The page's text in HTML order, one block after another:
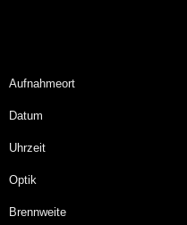
Aufnahmeort
Datum
Uhrzeit
Optik
Brennweite